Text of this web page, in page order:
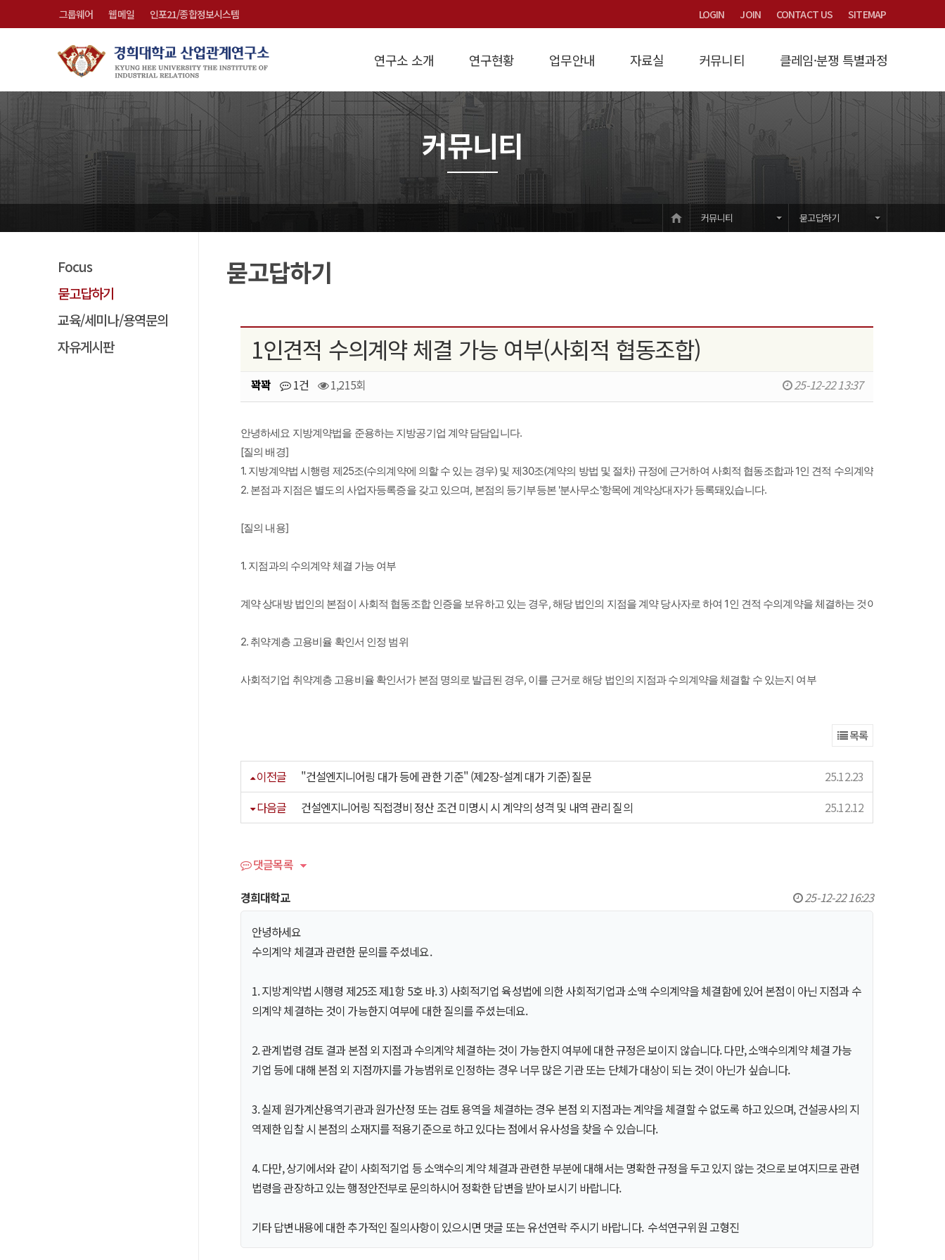
그룹웨어 웹메일 인포21/종합정보시스템 LOGIN JOIN CONTACT US SITEMAP
연구소 소개
인사말 개요 설립목적 연혁 조직도 연구실적 오시는 길
연구현황
연구방향 경제정책연구 지역경제연구 경영진단연구 타당성검토 원가계산 건설클레임 교육/훈련학술
업무안내
학술연구용역 원가계산 계약금액조정 법원제3자감정 개발부담금 하수도세금감면
자료실
강의교재 경제지표/제비율 산연논총 논문집 법률/시행령/시행규칙 유권해석
커뮤니티
Focus 묻고답하기 교육/세미나/용역문의 자유게시판
클레임·분쟁 특별과정
과정소개 입학안내 강의교재 공지사항
커뮤니티
HOME 커뮤니티 묻고답하기
Focus
묻고답하기
교육/세미나/용역문의
자유게시판
묻고답하기
1인견적 수의계약 체결 가능 여부(사회적 협동조합)
꽉꽉 1건 1,215회 25-12-22 13:37
안녕하세요 지방계약법을 준용하는 지방공기업 계약 담담입니다.
[질의 배경]
1. 지방계약법 시행령 제25조(수의계약에 의할 수 있는 경우) 및 제30조(계약의 방법 및 절차) 규정에 근거하여 사회적 협동조합과 1인 견적 수의계약을 체결하고자
2. 본점과 지점은 별도의 사업자등록증을 갖고 있으며, 본점의 등기부등본 '분사무소'항목에 계약상대자가 등록돼있습니다.
[질의 내용]
1. 지점과의 수의계약 체결 가능 여부
계약 상대방 법인의 본점이 사회적 협동조합 인증을 보유하고 있는 경우, 해당 법인의 지점을 계약 당사자로 하여 1인 견적 수의계약을 체결하는 것이 가능한지 여부
2. 취약계층 고용비율 확인서 인정 범위
사회적기업 취약계층 고용비율 확인서가 본점 명의로 발급된 경우, 이를 근거로 해당 법인의 지점과 수의계약을 체결할 수 있는지 여부
목록
이전글 "건설엔지니어링 대가 등에 관한 기준" (제2장-설계 대가 기준) 질문
25.12.23
다음글
건설엔지니어링 직접경비 정산 조건 미명시 시 계약의 성격 및 내역 관리 질의 25.12.12
댓글목록
경희대학교
25-12-22 16:23
안녕하세요
수의계약 체결과 관련한 문의를 주셨네요.
1. 지방계약법 시행령 제25조 제1항 5호 바. 3) 사회적기업 육성법에 의한 사회적기업과 소액 수의계약을 체결함에 있어 본점이 아닌 지점과 수
의계약 체결하는 것이 가능한지 여부에 대한 질의를 주셨는데요.
2. 관계법령 검토 결과 본점 외 지점과 수의계약 체결하는 것이 가능한지 여부에 대한 규정은 보이지 않습니다. 다만, 소액수의계약 체결 가능
기업 등에 대해 본점 외 지점까지를 가능범위로 인정하는 경우 너무 많은 기관 또는 단체가 대상이 되는 것이 아닌가 싶습니다.
3. 실제 원가계산용역기관과 원가산정 또는 검토 용역을 체결하는 경우 본점 외 지점과는 계약을 체결할 수 없도록 하고 있으며, 건설공사의 지
역제한 입찰 시 본점의 소재지를 적용기준으로 하고 있다는 점에서 유사성을 찾을 수 있습니다.
4. 다만, 상기에서와 같이 사회적기업 등 소액수의 계약 체결과 관련한 부분에 대해서는 명확한 규정을 두고 있지 않는 것으로 보여지므로 관련
법령을 관장하고 있는 행정안전부로 문의하시어 정확한 답변을 받아 보시기 바랍니다.
기타 답변내용에 대한 추가적인 질의사항이 있으시면 댓글 또는 유선연락 주시기 바랍니다. 수석연구위원 고형진